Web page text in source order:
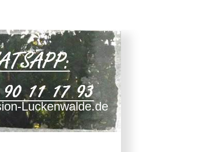
Luckenwalde.de